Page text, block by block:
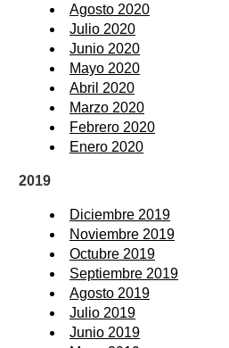
Agosto 2020
Julio 2020
Junio 2020
Mayo 2020
Abril 2020
Marzo 2020
Febrero 2020
Enero 2020
2019
Diciembre 2019
Noviembre 2019
Octubre 2019
Septiembre 2019
Agosto 2019
Julio 2019
Junio 2019